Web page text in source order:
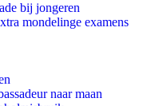
bij jongeren
mondelinge examens
naar maan